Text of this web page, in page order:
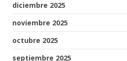
diciembre 2025
noviembre 2025
octubre 2025
septiembre 2025